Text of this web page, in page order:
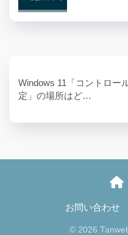
Windows 11「コントロー
定」の場所はど…
お問い合わせ
© 2026